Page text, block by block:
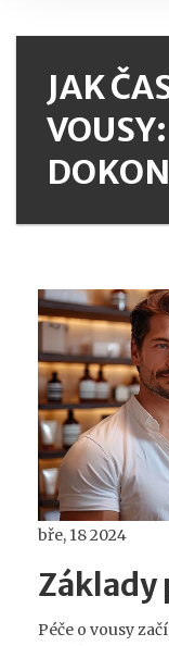
JAK
bře, 18 2024
Základy
Péče o vousy